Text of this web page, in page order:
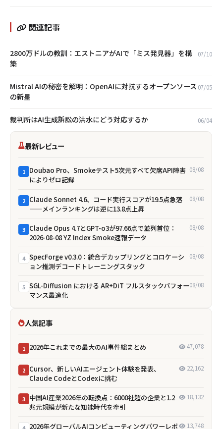
関連記事
2800万ドルの教訓：エストニアがAIで「ミス発見器」を構
築
07/10
Mistral AIの秘密を解明：OpenAIに対抗するオープンソース
の新星
07/05
裁判所はAI生成訴訟の洪水にどう対応するか 06/04
最新レビュー
1 Doubao Pro、Smokeテスト5次元すべて欠席――API障害
によりゼロ記録
08/08
2 Claude Sonnet 4.6、コード実行スコアが19.5点急落
——メインランキングは逆に13.8点上昇
08/08
3 Claude Opus 4.7とGPT-o3が97.66点で並列首位：
2026-08-08 YZ Index Smoke速報データ
08/08
4 SpecForge v0.3.0：統合デカップリングとコロケーシ
ョン推測デコードトレーニングスタック
08/08
5 SGL-Diffusion における AR+DiT フルスタックパフォー
マンス最適化
08/08
人気記事
1 2026年これまでの最大のAI事件総まとめ 47,078
2 Cursor、新しいAIエージェント体験を発表、
Claude CodeとCodexに挑む
22,162
3 中国AI産業2026年の転換点：6000社超の企業と1.2
兆元規模が新たな知能時代を牽引
18,132
2026年グローバルAIコンピューティングパワーレポ
13,748